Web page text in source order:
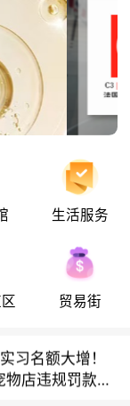
生活服务
贸易街
店违规罚款出
！
习名额大增！
店违规罚款出